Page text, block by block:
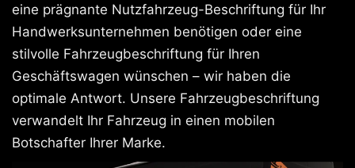
eine prägnante Nutzfahrzeug-Beschriftung für Ihr
Handwerksunternehmen benötigen oder eine
stilvolle Fahrzeugbeschriftung für Ihren
Geschäftswagen wünschen – wir haben die
optimale Antwort. Unsere Fahrzeugbeschriftung
verwandelt Ihr Fahrzeug in einen mobilen
Botschafter Ihrer Marke.